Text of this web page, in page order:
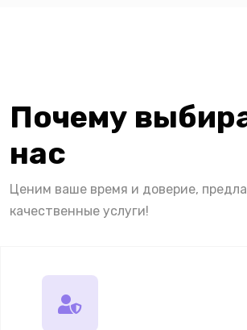
Почему
нас
Ценим ваше время и доверие,
качественные услуги!